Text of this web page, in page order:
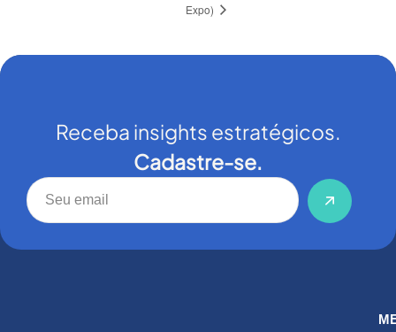
Expo)
Receba insights estratégicos.
Cadastre-se.